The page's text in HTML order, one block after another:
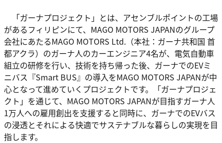
「ガーナプロジェクト」とは、アセンブルポイントの工場
があるフィリピンにて、MAGO MOTORS JAPANのグループ
会社にあたるMAGO MOTORS Ltd.（本社：ガーナ共和国 首
都アクラ）のガーナ人のカーエンジニア4名が、電気自動車
組立の研修を行い、技術を持ち帰った後、ガーナでのEVミ
ニバス『Smart BUS』の導入をMAGO MOTORS JAPANが中
心となって進めていくプロジェクトです。「ガーナプロジェ
クト」を通じて、MAGO MOTORS JAPANが目指すガーナ人
1万人への雇用創出を支援すると同時に、ガーナでのEVバス
の浸透とそれによる快適でサステナブルな暮らしの実現を目
指します。